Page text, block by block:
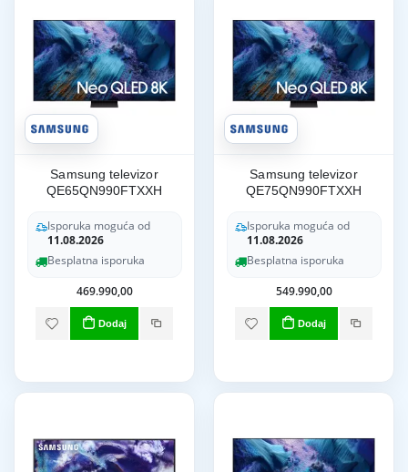
Samsung televizor
QE65QN990FTXXH
Isporuka moguća od
11.08.2026
Besplatna isporuka
469.990,00
Dodaj
Samsung televizor
QE75QN990FTXXH
Isporuka moguća od
11.08.2026
Besplatna isporuka
549.990,00
Dodaj